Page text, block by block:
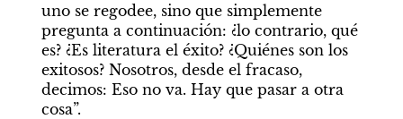
uno se regodee, sino que simplemente
pregunta a continuación: ¿lo contrario, qué
es? ¿Es literatura el éxito? ¿Quiénes son los
exitosos? Nosotros, desde el fracaso,
decimos: Eso no va. Hay que pasar a otra
cosa”.